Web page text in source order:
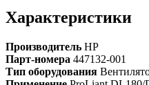
Характеристики
Производитель HP
Парт-номера 447132-001
Тип оборудования